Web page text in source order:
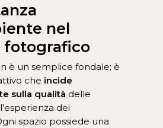
nel
fotografico
è un semplice fondale; è
che incide
sulla qualità delle
dei
spazio possiede una